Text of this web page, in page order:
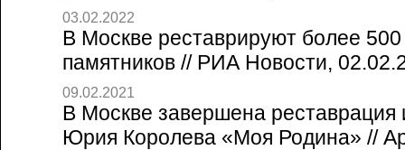
03.02.2022
В Москве реставрируют более
памятников // РИА Новости,
09.02.2021
В Москве завершена реставрация
Юрия Королева «Моя Родина» //